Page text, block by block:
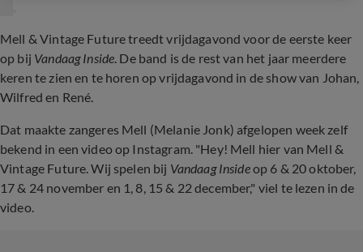
Mell & Vintage Future treedt vrijdagavond voor de eerste keer
op bij Vandaag Inside. De band is de rest van het jaar meerdere
keren te zien en te horen op vrijdagavond in de show van Johan,
Wilfred en René.
Dat maakte zangeres Mell (Melanie Jonk) afgelopen week zelf
bekend in een video op Instagram. "Hey! Mell hier van Mell &
Vintage Future. Wij spelen bij Vandaag Insideop 6 & 20 oktober,
17 & 24 november en 1, 8, 15 & 22 december," viel te lezen in de
video.